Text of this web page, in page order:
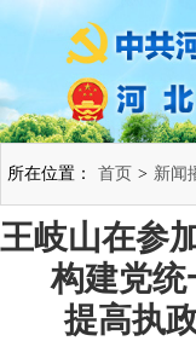
所在位置： 首页 > 新闻
王岐山在参
构建党统
提高执